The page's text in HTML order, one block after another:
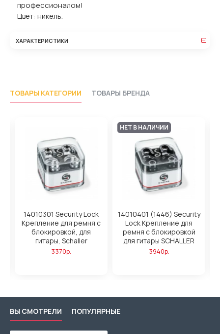
профессионалом!
Цвет: никель.
ХАРАКТЕРИСТИКИ
ТОВАРЫ КАТЕГОРИИ ТОВАРЫ БРЕНДА
14010301 Security Lock
Крепление для ремня с
блокировкой, для
гитары, Schaller
3370р.
НЕТ В НАЛИЧИИ
14010401 (1446) Security
Lock Крепление для
ремня с блокировкой
для гитары SCHALLER
3940р.
ВЫ СМОТРЕЛИ ПОПУЛЯРНЫЕ